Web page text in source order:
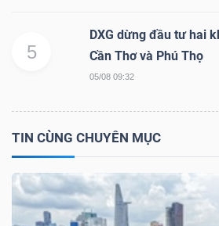
5
DXG dừng đầu tư hai
Cần Thơ và Phú Thọ
05/08 09:32
TIN CÙNG CHUYÊN MỤC
THÔNG